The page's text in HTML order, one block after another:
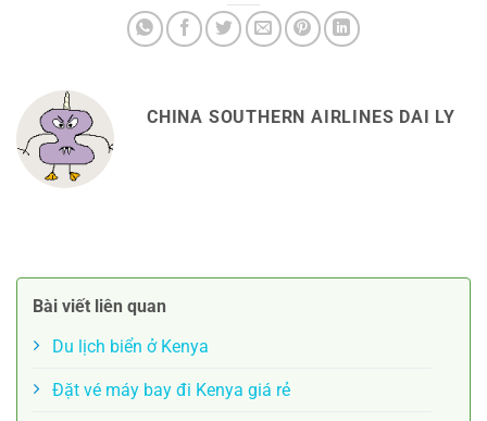
CHINA SOUTHERN AIRLINES DAI LY
Bài viết liên quan
Du lịch biển ở Kenya
Đặt vé máy bay đi Kenya giá rẻ